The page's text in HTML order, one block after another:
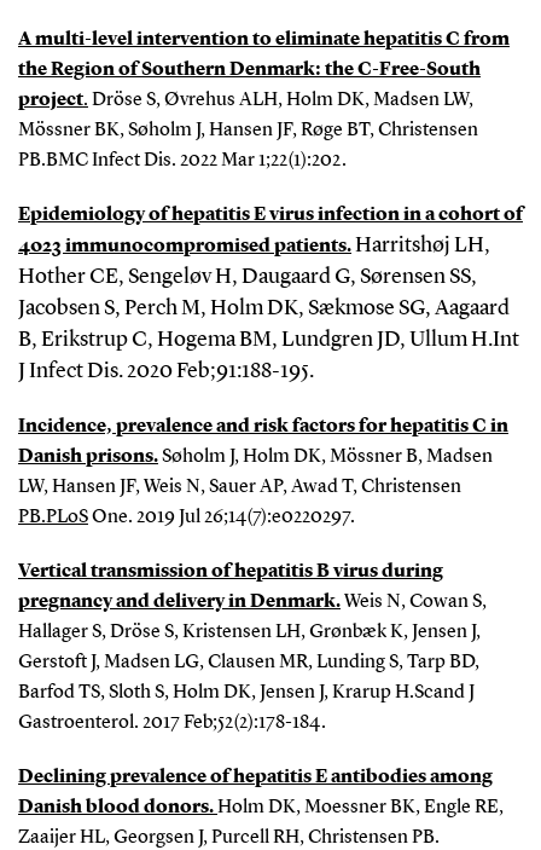
A multi-level intervention to eliminate hepatitis C from
the Region of Southern Denmark: the C-Free-South
project. Dröse S, Øvrehus ALH, Holm DK, Madsen LW,
Mössner BK, Søholm J, Hansen JF, Røge BT, Christensen
PB.BMC Infect Dis. 2022 Mar 1;22(1):202.
Epidemiology of hepatitis E virus infection in a cohort of
4023 immunocompromised patients.Harritshøj LH,
Hother CE, Sengeløv H, Daugaard G, Sørensen SS,
Jacobsen S, Perch M, Holm DK, Sækmose SG, Aagaard
B, Erikstrup C, Hogema BM, Lundgren JD, Ullum H.Int
J Infect Dis. 2020 Feb;91:188-195.
Incidence, prevalence and risk factors for hepatitis C in
Danish prisons.Søholm J, Holm DK, Mössner B, Madsen
LW, Hansen JF, Weis N, Sauer AP, Awad T, Christensen
PB.PLoSOne. 2019 Jul 26;14(7):e0220297.
Vertical transmission of hepatitis B virus during
pregnancy and delivery in Denmark.Weis N, Cowan S,
Hallager S, Dröse S, Kristensen LH, Grønbæk K, Jensen J,
Gerstoft J, Madsen LG, Clausen MR, Lunding S, Tarp BD,
Barfod TS, Sloth S, Holm DK, Jensen J, Krarup H.Scand J
Gastroenterol. 2017 Feb;52(2):178-184.
Declining prevalence of hepatitis E antibodies among
Danish blood donors.Holm DK, Moessner BK, Engle RE,
Zaaijer HL, Georgsen J, Purcell RH, Christensen PB.